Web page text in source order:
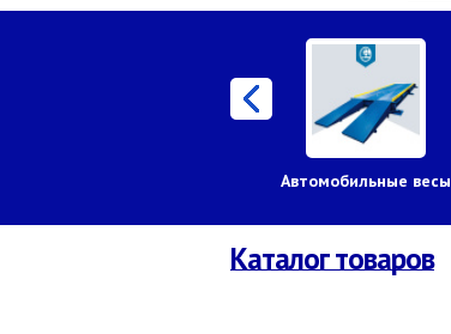
Автомобильные весы
Каталог товаров